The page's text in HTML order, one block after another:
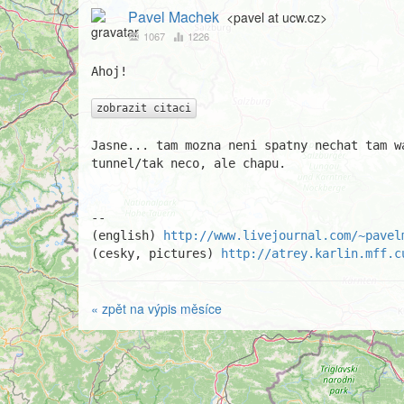
Pavel Machek <pavel at ucw.cz>
1067 1226
Ahoj!
zobrazit citaci
Jasne... tam mozna neni spatny nechat tam
tunnel/tak neco, ale chapu.
--
(english)
http://www.livejournal.com/
(cesky, pictures)
http://
« zpět na výpis měsíce